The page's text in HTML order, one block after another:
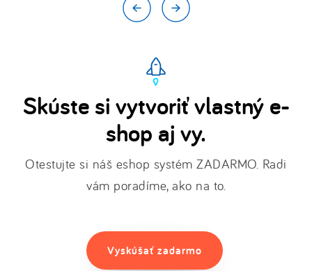
Skúste si vytvoriť vlastný e-
shop aj vy.
Otestujte si náš eshop systém ZADARMO. Radi
vám poradíme, ako na to.
Vyskúšať zadarmo